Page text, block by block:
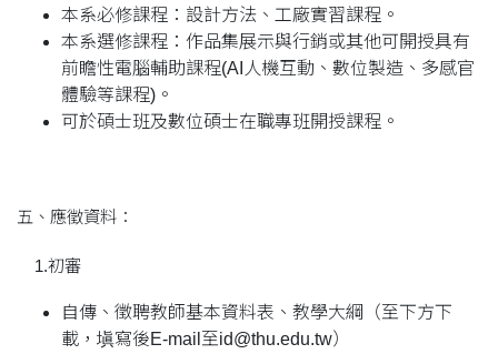
本系必修課程：設計方法、工廠實習課程。
本系選修課程：作品集展示與行銷或其他可開授具有
前瞻性電腦輔助課程(AI人機互動、數位製造、多感官
體驗等課程)。
可於碩士班及數位碩士在職專班開授課程。
五、應徵資料：
1.初審
自傳、徵聘教師基本資料表、教學大綱（至下方下
載，塡寫後E-mail至id@thu.edu.tw）